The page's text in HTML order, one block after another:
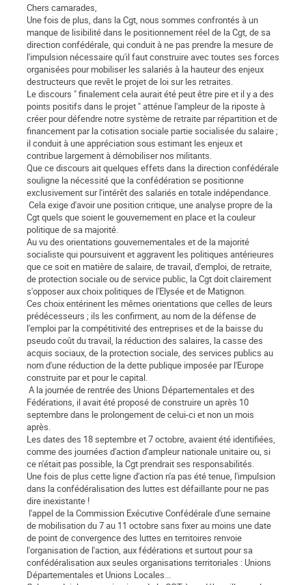
Chers camarades,
Une fois de plus, dans la Cgt, nous sommes confrontés à un
manque de lisibilité dans le positionnement réel de la Cgt, de sa
direction confédérale, qui conduit à ne pas prendre la mesure de
l'impulsion nécessaire qu'il faut construire avec toutes ses forces
organisées pour mobiliser les salariés à la hauteur des enjeux
destructeurs que revêt le projet de loi sur les retraites.
Le discours " finalement cela aurait été peut être pire et il y a des
points positifs dans le projet " atténue l'ampleur de la riposte à
créer pour défendre notre système de retraite par répartition et de
financement par la cotisation sociale partie socialisée du salaire ;
il conduit à une appréciation sous estimant les enjeux et
contribue largement à démobiliser nos militants.
Que ce discours ait quelques effets dans la direction confédérale
souligne la nécessité que la confédération se positionne
exclusivement sur l'intérêt des salariés en totale indépendance.
Cela exige d'avoir une position critique, une analyse propre de la
Cgt quels que soient le gouvernement en place et la couleur
politique de sa majorité.
Au vu des orientations gouvernementales et de la majorité
socialiste qui poursuivent et aggravent les politiques antérieures
que ce soit en matière de salaire, de travail, d'emploi, de retraite,
de protection sociale ou de service public, la Cgt doit clairement
s'opposer aux choix politiques de l'Elysée et de Matignon.
Ces choix entérinent les mêmes orientations que celles de leurs
prédécesseurs ; ils les confirment, au nom de la défense de
l'emploi par la compétitivité des entreprises et de la baisse du
pseudo coût du travail, la réduction des salaires, la casse des
acquis sociaux, de la protection sociale, des services publics au
nom d'une réduction de la dette publique imposée par l'Europe
construite par et pour le capital.
A la journée de rentrée des Unions Départementales et des
Fédérations, il avait été proposé de construire un après 10
septembre dans le prolongement de celui-ci et non un mois
après.
Les dates des 18 septembre et 7 octobre, avaient été identifiées,
comme des journées d'action d'ampleur nationale unitaire ou, si
ce n'était pas possible, la Cgt prendrait ses responsabilités.
Une fois de plus cette ligne d'action n'a pas été tenue, l'impulsion
dans la confédéralisation des luttes est défaillante pour ne pas
dire inexistante !
l'appel de la Commission Exécutive Confédérale d'une semaine
de mobilisation du 7 au 11 octobre sans fixer au moins une date
de point de convergence des luttes en territoires renvoie
l'organisation de l'action, aux fédérations et surtout pour sa
confédéralisation aux seules organisations territoriales : Unions
Départementales et Unions Locales...